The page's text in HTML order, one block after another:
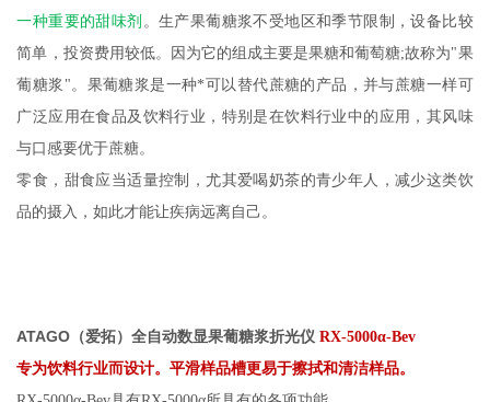
一种重要的甜味剂 。生产果葡糖浆不受地区和季节限制，设备比较
简单，投资费用较低。因为它的组成主要是果糖和葡萄糖;故称为"果
葡糖浆"。果葡糖浆是一种*可以替代蔗糖的产品，并与蔗糖一样可
广泛应用在食品及饮料行业，特别是在饮料行业中的应 用，其风味
与口感要优于蔗糖。
零食，甜食应当适量控制，尤其爱喝奶茶的青少年人，减少这类饮
品的摄入，如此才能让疾病远离自己。
ATAGO（爱拓）全自动数显果葡糖浆折光仪RX-5000α-Bev
专为饮料行业而设计。平滑样品槽更易于擦拭和清洁样品。